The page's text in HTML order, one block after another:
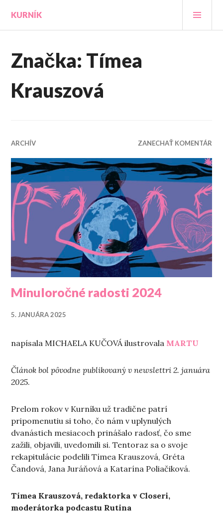
obsah
KURNÍK
Značka: Tímea
Krauszová
ARCHÍV ZANECHAŤ KOMENTÁR
Minuloročné radosti 2024
5. JANUÁRA 2025
napísala MICHAELA KUČOVÁ ilustrovala MARTU
Článok bol pôvodne publikovaný v newslettri 2. januára
2025.
Prelom rokov v Kurníku už tradične patrí
pripomenutiu si toho, čo nám v uplynulých
dvanástich mesiacoch prinášalo radosť, čo sme
zažili, objavili, uvedomili si. Tentoraz sa o svoje
rekapitulácie podelili Tímea Krauszová, Gréta
Čandová, Jana Juráňová a Katarína Poliačiková.
Tímea Krauszová, redaktorka v Closeri,
moderátorka podcastu Rutina